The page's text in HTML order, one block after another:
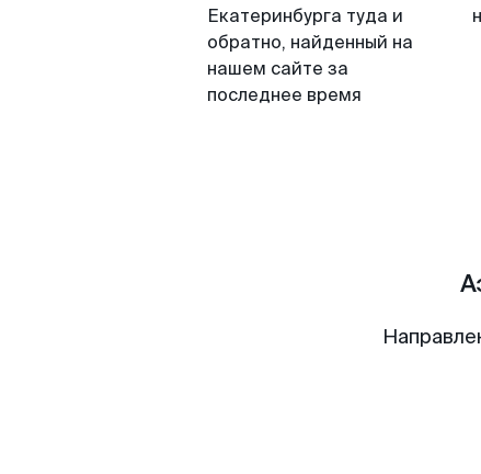
Екатеринбурга туда и
обратно, найденный на
нашем сайте за
последнее время